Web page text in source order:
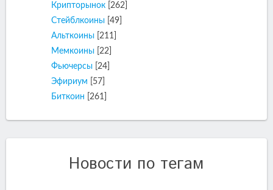
Крипторынок
[262]
Стейблкоины [49]
Альткоины
[211]
Мемкоины
[22]
Фьючерсы
[24]
Эфириум
[57]
Биткоин
[261]
Новости по тегам